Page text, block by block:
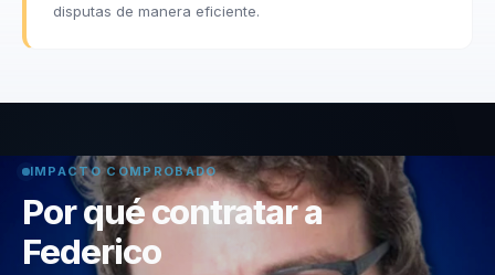
disputas de manera eficiente.
IMPACTO COMPROBADO
Por qué contratar a
Federico